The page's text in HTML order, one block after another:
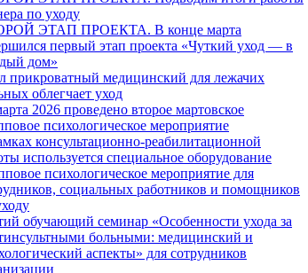
по уходу
ЭТАП ПРОЕКТА. В конце марта
первый этап проекта «Чуткий уход — в
дом»
прикроватный медицинский для лежачих
облегчает уход
2026 проведено второе мартовское
психологическое мероприятие
консультационно-реабилитационной
используется специальное оборудование
психологическое мероприятие для
социальных работников и помощников
обучающий семинар «Особенности ухода за
больными: медицинский и
аспекты» для сотрудников